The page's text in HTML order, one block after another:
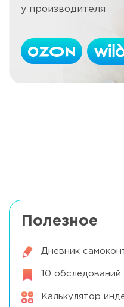
у производителя
Полезное
Дневник
10
Калькулятор